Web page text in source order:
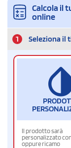
Calcola il
online
1 Seleziona il
Il prodotto sarà
personalizzato
oppure ricamo